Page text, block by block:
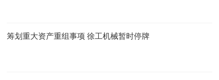
筹划重大资产重组事项 徐工机械暂时停牌